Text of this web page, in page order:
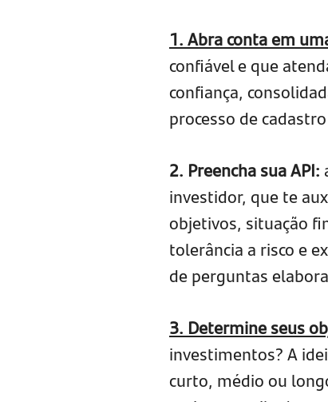
1. Abra conta em
confiável e que
confiança,
processo de
2. Preencha sua API:
investidor, que te
objetivos, situação
tolerância a risco e
de perguntas
3. Determine seus
investimentos? A
curto, médio ou